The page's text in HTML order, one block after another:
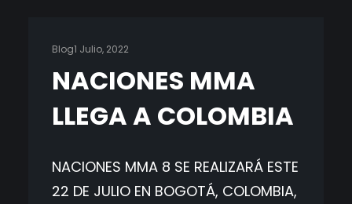
Blog1 Julio, 2022
NACIONES MMA
LLEGA A COLOMBIA
NACIONES MMA 8 SE REALIZARÁ ESTE
22 DE JULIO EN BOGOTÁ, COLOMBIA,